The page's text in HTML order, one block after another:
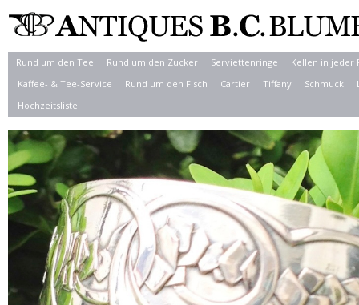
Rund um den Tee Rund um den Zucker Serviettenringe
Kellen in jeder
Kaffee- & Tee-Service
Rund um den Fisch Cartier Tiffany Schmuck
Hochzeitsliste